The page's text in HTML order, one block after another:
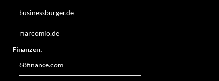
businessburger.de
marcomio.de
Finanzen:
88finance.com